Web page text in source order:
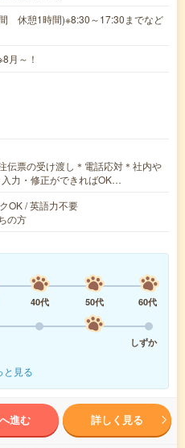
休憩1時間)※8:30～17:30までなど
月～！
伝票の受け渡し＊電話応対＊社内や
力・修正ができればOK…
OK / 英語力不要
の方
40代 50代
60代
しずか
と見る
進む 詳しく見る